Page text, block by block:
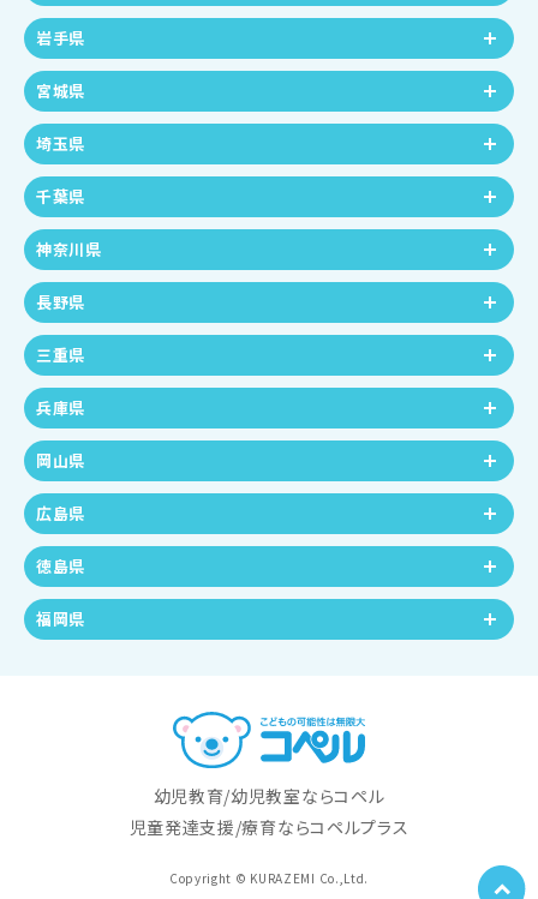
岩手県
宮城県
埼玉県
千葉県
神奈川県
長野県
三重県
兵庫県
岡山県
広島県
徳島県
福岡県
幼児教育/幼児教室ならコペル
児童発達支援/療育ならコペルプラス
Copyright © KURAZEMI Co.,Ltd.